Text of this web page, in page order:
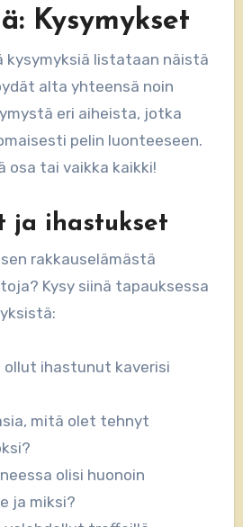
Kysymykset
kysymyksiä listataan näistä
alta yhteensä noin
eri aiheista, jotka
pelin luonteeseen.
osa tai vaikka kaikki!
ja ihastukset
rakkauselämästä
Kysy siinä tapauksessa
ollut ihastunut kaverisi
mitä olet tehnyt
olisi huonoin
ja miksi?